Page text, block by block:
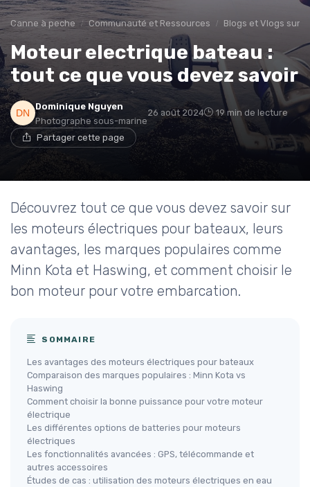
Canne à peche Communauté et Ressources Blogs et Vlogs sur
Moteur electrique bateau :
tout ce que vous devez savoir
Dominique Nguyen
Photographe sous-marine
26 août 2024 19 min de lecture
Partager cette page
Découvrez tout ce que vous devez savoir sur
les moteurs électriques pour bateaux, leurs
avantages, les marques populaires comme
Minn Kota et Haswing, et comment choisir le
bon moteur pour votre embarcation.
SOMMAIRE
Les avantages des moteurs électriques pour bateaux
Comparaison des marques populaires : Minn Kota vs
Haswing
Comment choisir la bonne puissance pour votre moteur
électrique
Les différentes options de batteries pour moteurs
électriques
Les fonctionnalités avancées : GPS, télécommande et
autres accessoires
Études de cas : utilisation des moteurs électriques en eau